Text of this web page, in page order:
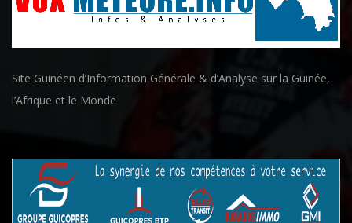
Site Guinéen d’Information Générale & d’Analyse sur la Guinée,
l’Afrique et le Monde